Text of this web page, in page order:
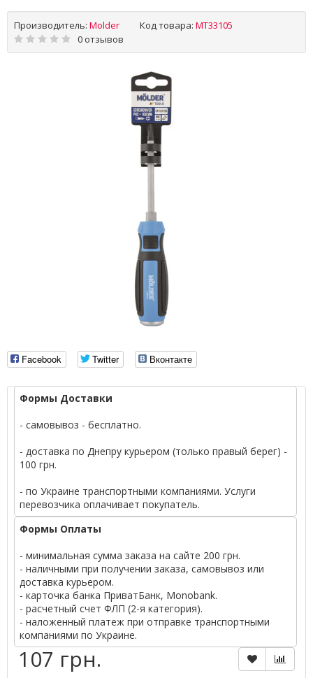
Производитель: Molder Код товара: MT33105
0 отзывов
Facebook Twitter Вконтакте
Формы Доставки
- самовывоз - бесплатно.
- доставка по Днепру курьером (только правый берег) -
100 грн.
- по Украине транспортными компаниями. Услуги
перевозчика оплачивает покупатель.
Формы Оплаты
- минимальная сумма заказа на сайте 200 грн.
- наличными при получении заказа, самовывоз или
доставка курьером.
- карточка банка ПриватБанк, Monobank.
- расчетный счет ФЛП (2-я категория).
- наложенный платеж при отправке транспортными
компаниями по Украине.
107 грн.